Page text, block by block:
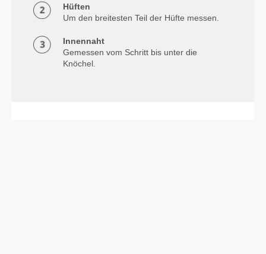
Hüften
Um den breitesten Teil der Hüfte messen.
Innennaht
Gemessen vom Schritt bis unter die
Knöchel.